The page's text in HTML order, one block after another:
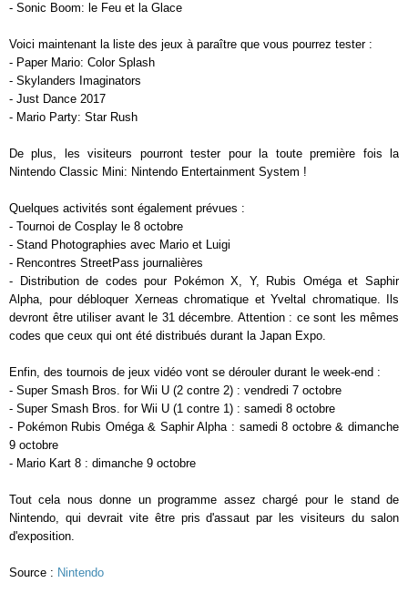
- Sonic Boom: le Feu et la Glace
Voici maintenant la liste des jeux à paraître que vous pourrez tester :
- Paper Mario: Color Splash
- Skylanders Imaginators
- Just Dance 2017
- Mario Party: Star Rush
De plus, les visiteurs pourront tester pour la toute première fois la
Nintendo Classic Mini: Nintendo Entertainment System !
Quelques activités sont également prévues :
- Tournoi de Cosplay le 8 octobre
- Stand Photographies avec Mario et Luigi
- Rencontres StreetPass journalières
- Distribution de codes pour Pokémon X, Y, Rubis Oméga et Saphir
Alpha, pour débloquer Xerneas chromatique et Yveltal chromatique. Ils
devront être utiliser avant le 31 décembre. Attention : ce sont les mêmes
codes que ceux qui ont été distribués durant la Japan Expo.
Enfin, des tournois de jeux vidéo vont se dérouler durant le week-end :
- Super Smash Bros. for Wii U (2 contre 2) : vendredi 7 octobre
- Super Smash Bros. for Wii U (1 contre 1) : samedi 8 octobre
- Pokémon Rubis Oméga & Saphir Alpha : samedi 8 octobre & dimanche
9 octobre
- Mario Kart 8 : dimanche 9 octobre
Tout cela nous donne un programme assez chargé pour le stand de
Nintendo, qui devrait vite être pris d'assaut par les visiteurs du salon
d'exposition.
Source : Nintendo